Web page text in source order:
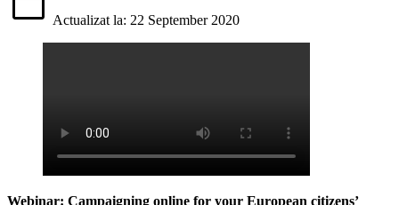
Actualizat la: 22 September 2020
Webinar: Campaigning online for your European citizens’